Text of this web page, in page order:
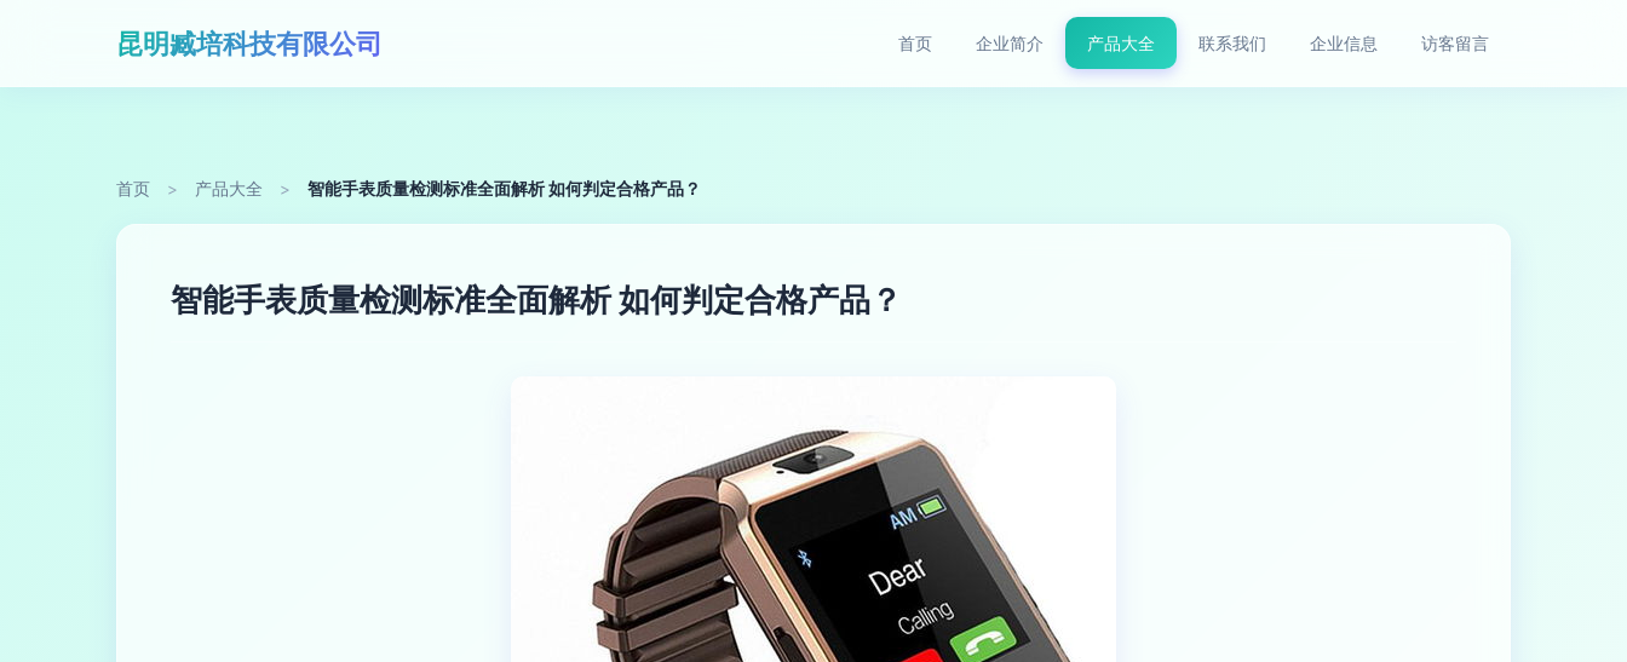
昆明臧培科技有限公司 首页 企业简介 产品大全 联系我们 企业信息 访客留言
首页 > 产品大全 > 智能手表质量检测标准全面解析 如何判定合格产品？
智能手表质量检测标准全面解析 如何判定合格产品？